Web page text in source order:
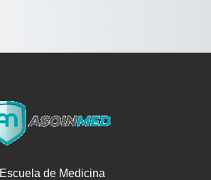
Escuela de Medicina